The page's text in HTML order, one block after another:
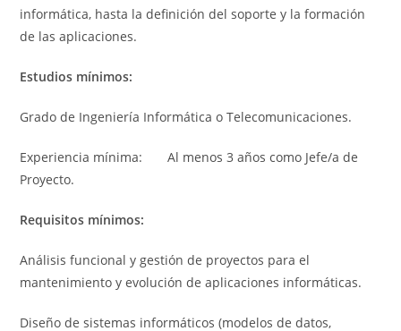
informática, hasta la definición del soporte y la formación
de las aplicaciones.
Estudios mínimos:
Grado de Ingeniería Informática o Telecomunicaciones.
Experiencia mínima: Al menos 3 años como Jefe/a de
Proyecto.
Requisitos mínimos:
Análisis funcional y gestión de proyectos para el
mantenimiento y evolución de aplicaciones informáticas.
Diseño de sistemas informáticos (modelos de datos,